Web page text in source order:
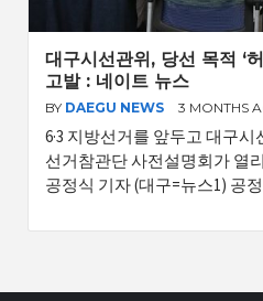
대구시선관위, 당선 목적 ‘
고발 : 네이트 뉴스
BY DAEGU NEWS 3 MONTHS
6·3 지방선거를 앞두고 대구
선거참관단 사전설명회가 열
공정식 기자 (대구=뉴스1) 공